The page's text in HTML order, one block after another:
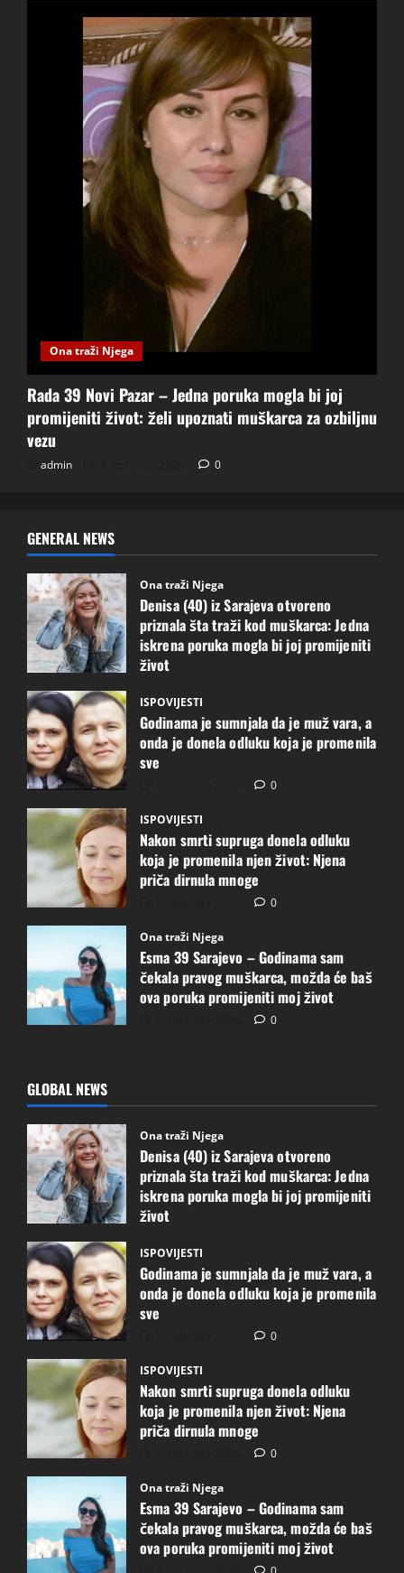
Ona traži Njega
Rada 39 Novi Pazar – Jedna poruka mogla bi joj
promijeniti život: želi upoznati muškarca za ozbiljnu
vezu
admin 0
GENERAL NEWS
Ona traži Njega
Denisa (40) iz Sarajeva otvoreno
priznala šta traži kod muškarca: Jedna
iskrena poruka mogla bi joj promijeniti
život
ISPOVIJESTI
Godinama je sumnjala da je muž vara, a
onda je donela odluku koja je promenila
sve
0
ISPOVIJESTI
Nakon smrti supruga donela odluku
koja je promenila njen život: Njena
priča dirnula mnoge
0
Ona traži Njega
Esma 39 Sarajevo – Godinama sam
čekala pravog muškarca, možda će baš
ova poruka promijeniti moj život
0
GLOBAL NEWS
Ona traži Njega
Denisa (40) iz Sarajeva otvoreno
priznala šta traži kod muškarca: Jedna
iskrena poruka mogla bi joj promijeniti
život
ISPOVIJESTI
Godinama je sumnjala da je muž vara, a
onda je donela odluku koja je promenila
sve
0
ISPOVIJESTI
Nakon smrti supruga donela odluku
koja je promenila njen život: Njena
priča dirnula mnoge
0
Ona traži Njega
Esma 39 Sarajevo – Godinama sam
čekala pravog muškarca, možda će baš
ova poruka promijeniti moj život